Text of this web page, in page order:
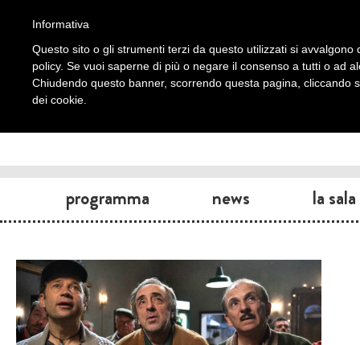
programma news la sala
Informativa
Questo sito o gli strumenti terzi da questo utilizzati si
policy. Se vuoi saperne di più o negare il consenso a tutti o ad
Chiudendo questo banner, scorrendo questa pagina, cliccando
dei cookie.